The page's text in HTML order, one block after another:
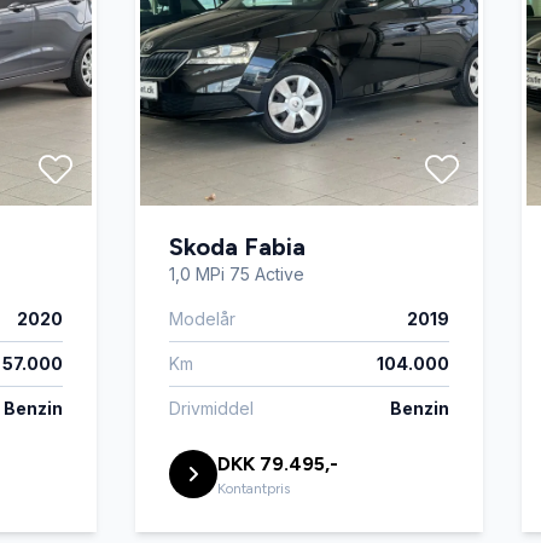
2020
57.000
Benzin
Skoda Fabia
1,0 MPi 75 Active
Modelår 2019
Km 104.000
Drivmiddel Benzin
DKK 79.495,-
Kontantpris